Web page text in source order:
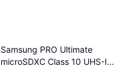
Samsung PRO Ultimate
microSDXC Class 10 UHS-I